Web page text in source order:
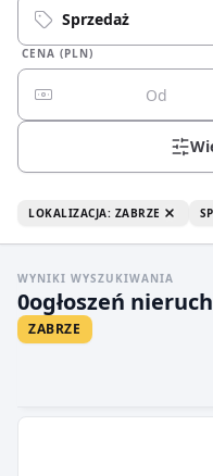
Sprzedaż
CENA (PLN)
LOKALIZACJA: ZABRZE
WYNIKI WYSZUKIWANIA
0ogłoszeń
ZABRZE